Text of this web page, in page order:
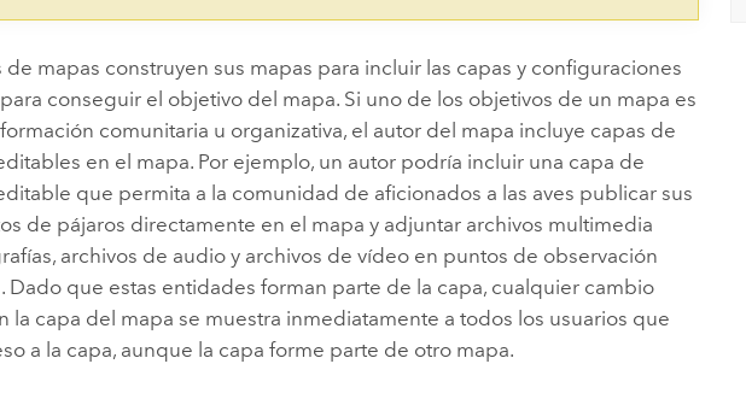
de mapas construyen sus mapas para incluir las capas y configuraciones
conseguir el objetivo del mapa. Si uno de los objetivos de un mapa es
comunitaria u organizativa, el autor del mapa incluye capas de
en el mapa. Por ejemplo, un autor podría incluir una capa de
que permita a la comunidad de aficionados a las aves publicar sus
de pájaros directamente en el mapa y adjuntar archivos multimedia
archivos de audio y archivos de vídeo en puntos de observación
Dado que estas entidades forman parte de la capa, cualquier cambio
la capa del mapa se muestra inmediatamente a todos los usuarios que
a la capa, aunque la capa forme parte de otro mapa.